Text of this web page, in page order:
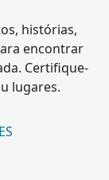
histórias,
encontrar
Certifique-
lugares.